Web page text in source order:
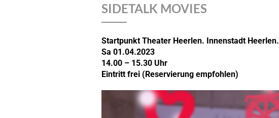
SIDETALK MOVIES
Startpunkt Theater Heerlen. Innenstadt Heerlen.
Sa 01.04.2023
14.00 – 15.30 Uhr
Eintritt frei (Reservierung empfohlen)